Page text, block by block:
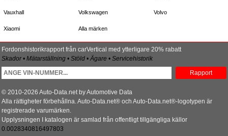
Vauxhall Volkswagen Volvo
Xiaomi Alla märken
Fordonshistorikrapport från carVertical med ytterligare 20% rabatt
Skador • Mätarställning • Stöld • Ägare • Servicehistorik
Rapport
© 2010-2026 Auto-Data.net by Automotive Data
Alla rättigheter förbehållna. Auto-Data.net® och Auto-Data.net®-logotypen är
registrerade varumärken.
Upplysningen I katalogen är samlad från offentligt tillgängliga källor
0.0028340816497803